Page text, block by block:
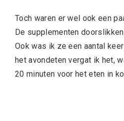
Toch waren er wel ook een
De supplementen
Ook was ik ze een aantal
het avondeten vergat ik het,
20 minuten voor het eten in